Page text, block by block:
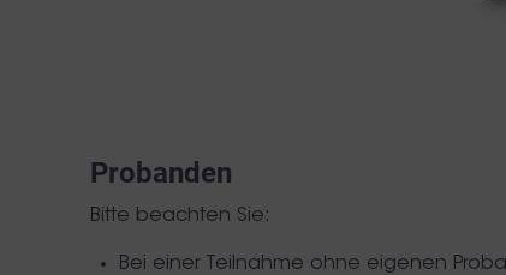
Probanden
Bitte beachten Sie:
Bei einer Teilnahme ohne eigenen